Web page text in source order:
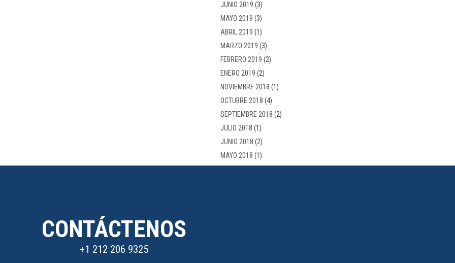
JUNIO 2019 (3)
MAYO 2019 (3)
ABRIL 2019 (1)
MARZO 2019 (3)
FEBRERO 2019 (2)
ENERO 2019 (2)
NOVIEMBRE 2018 (1)
OCTUBRE 2018 (4)
SEPTIEMBRE 2018 (2)
JULIO 2018 (1)
JUNIO 2018 (2)
MAYO 2018 (1)
CONTÁCTENOS
+1 212 206 9325